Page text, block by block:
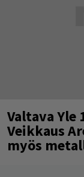
Valtava Yle
Veikkaus
myös